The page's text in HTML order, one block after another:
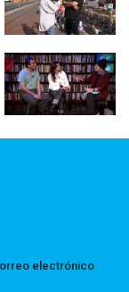
electrónico